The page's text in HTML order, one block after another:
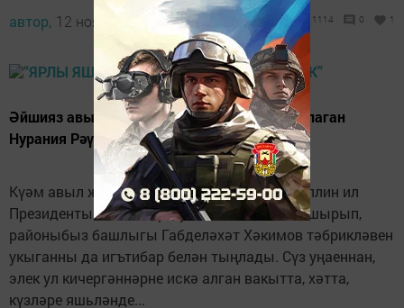
автор, 12 ноябрь 2022 - 16:18 1114 0 1
Әйшияз авылында яшәүче, 90 яшен каршылаган
Нурания Рәүпова әнә шулай дип елмая.
Күәм авыл җирлеге башлыгы Реваль Гатауллин ил
Президенты Владимир Путин котлавын тапшырып,
районыбыз башлыгы Габделәхәт Хәкимов тәбрикләвен
укыганны да игътибар белән тыңлады. Сүз уңаеннан,
элек ул кичергәннәрне искә алган вакытта, хәтта,
күзләре яшьләнде...